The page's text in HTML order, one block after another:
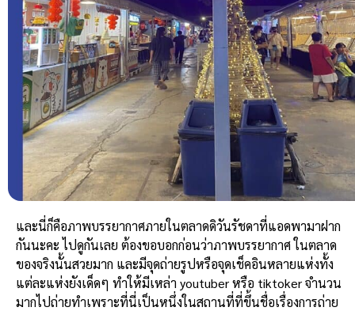
และนี่ก็คือภาพบรรยากาศภายในตลาดดิวันรัชดาที่แอดพามาฝาก
กันนะคะ ไปดูกันเลย ต้องขอบอกก่อนว่าภาพบรรยากาศ ในตลาด
ของจริงนั้นสวยมาก และมีจุดถ่ายรูปหรือจุดเช็คอินหลายแห่งทั้ง
แต่ละแห่งยังเด็ดๆ ทำให้มีเหล่า youtuber หรือ tiktoker จำนวน
มากไปถ่ายทำเพราะที่นี่เป็นหนึ่งในสถานที่ที่ขึ้นชื่อเรื่องการถ่าย